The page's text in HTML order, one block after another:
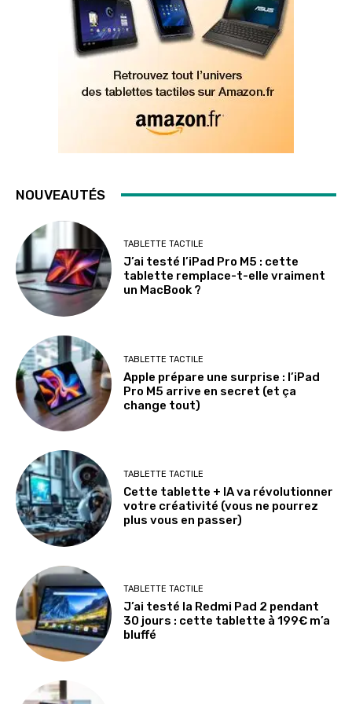
NOUVEAUTÉS
TABLETTE TACTILE
J’ai testé l’iPad Pro M5 : cette
tablette remplace-t-elle vraiment
un MacBook ?
TABLETTE TACTILE
Apple prépare une surprise : l’iPad
Pro M5 arrive en secret (et ça
change tout)
TABLETTE TACTILE
Cette tablette + IA va révolutionner
votre créativité (vous ne pourrez
plus vous en passer)
TABLETTE TACTILE
J’ai testé la Redmi Pad 2 pendant
30 jours : cette tablette à 199€ m’a
bluffé